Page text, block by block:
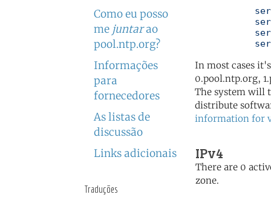
Como eu posso
me juntarao
pool.ntp.org?
Informações
para
fornecedores
As listas de
discussão
Links adicionais
Traduções
In most cases
0.pool.ntp.org,
The system will
distribute
information for
IPv4
There are 0
zone.